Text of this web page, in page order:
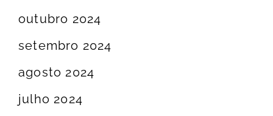
outubro 2024
setembro 2024
agosto 2024
julho 2024